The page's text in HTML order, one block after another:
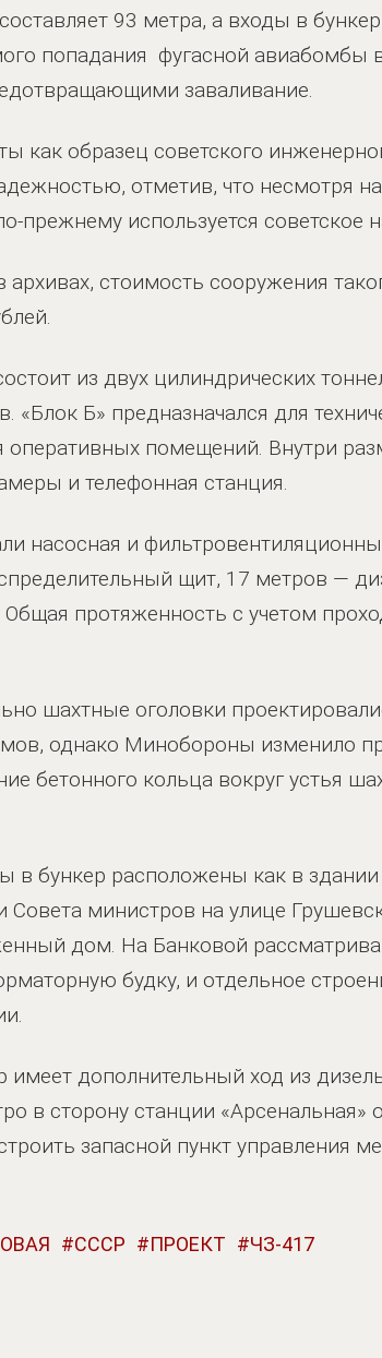
93 метра, а входы в
попадания фугасной авиабомбы
заваливание.
как образец советского
отметив, что несмотря
прежнему используется советское
стоимость сооружения
из двух цилиндрических
Б» предназначался для
оперативных помещений. Внутри
и телефонная станция.
насосная и
щит, 17 метров —
протяженность с учетом
шахтные оголовки
однако Минобороны изменило
бетонного кольца вокруг устья
бункер расположены как в здании
министров на улице
дом. На Банковой
будку, и отдельное
дополнительный ход из
в сторону станции «Арсенальная»
запасной пункт управления
СССР ПРОЕКТ ЧЗ-417